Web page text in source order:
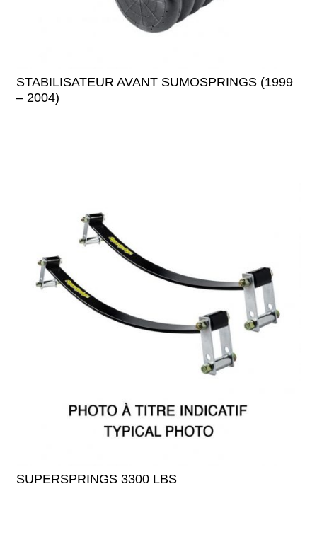
STABILISATEUR AVANT SUMOSPRINGS (1999
– 2004)
SUPERSPRINGS 3300 LBS